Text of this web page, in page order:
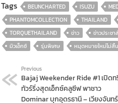
Tags BEUNCHARTED ISUZU
PHANTOMCOLLECTION
THAILAND
TORQUETHAILAND
ข่าว ข่าวประช
มิวเอ็กซ์
รุ่นพิเศษ หมุดหมายใหม่ไม่สิ้
Previous
Bajaj Weekender Ride #1 เปิด
ทัวร์ริ่งสุดเอ็กซ์คลูซีฟ พาชาว
Dominar บุกอุดรธานี – เวียงจันทร์